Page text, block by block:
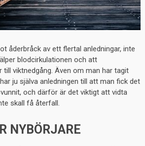
åderbråck av ett flertal anledningar, inte
blodcirkulationen och att
till viktnedgång. Även om man har tagit
ju själva anledningen till att man fick det
och därför är det viktigt att vidta
skall få återfall.
NYBÖRJARE